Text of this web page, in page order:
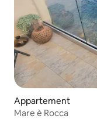
Appartement
Mare è Rocca